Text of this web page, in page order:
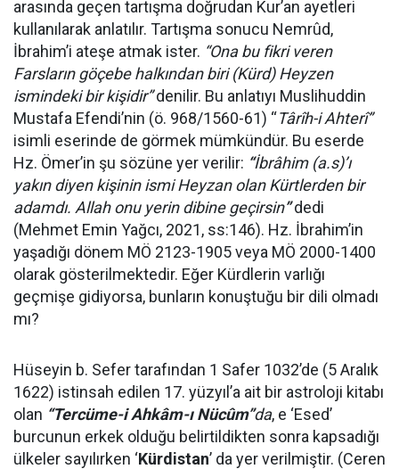
arasında geçen tartışma doğrudan Kur’an ayetleri
kullanılarak anlatılır. Tartışma sonucu Nemrûd,
İbrahim’i ateşe atmak ister. “Ona bu fikri veren
Farsların göçebe halkından biri (Kürd) Heyzen
ismindeki bir kişidir”denilir. Bu anlatıyı Muslihuddin
Mustafa Efendi’nin (ö. 968/1560-61) “Târîh-i Ahterî”
isimli eserinde de görmek mümkündür. Bu eserde
Hz. Ömer’in şu sözüne yer verilir: “İbrâhim (a.s)’ı
yakın diyen kişinin ismi Heyzan olan Kürtlerden bir
adamdı. Allah onu yerin dibine geçirsin”dedi
(Mehmet Emin Yağcı, 2021, ss:146). Hz. İbrahim’in
yaşadığı dönem MÖ 2123-1905 veya MÖ 2000-1400
olarak gösterilmektedir. Eğer Kürdlerin varlığı
geçmişe gidiyorsa, bunların konuştuğu bir dili olmadı
mı?
Hüseyin b. Sefer tarafından 1 Safer 1032’de (5 Aralık
1622) istinsah edilen 17. yüzyıl’a ait bir astroloji kitabı
olan “Tercüme-i Ahkâm-ı Nücûm”da, e ‘Esed’
burcunun erkek olduğu belirtildikten sonra kapsadığı
ülkeler sayılırken ‘Kürdistan’ da yer verilmiştir. (Ceren